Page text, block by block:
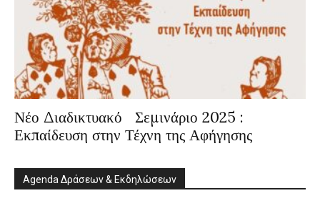
Νέο Διαδικτυακό Σεμινάριο 2025 :
Εκπαίδευση στην Τέχνη της Αφήγησης
Agenda Δράσεων & Εκδηλώσεων